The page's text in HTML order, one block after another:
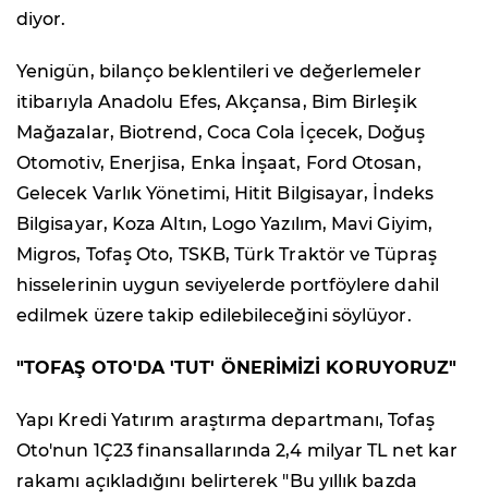
diyor.
Yenigün, bilanço beklentileri ve değerlemeler
itibarıyla Anadolu Efes, Akçansa, Bim Birleşik
Mağazalar, Biotrend, Coca Cola İçecek, Doğuş
Otomotiv, Enerjisa, Enka İnşaat, Ford Otosan,
Gelecek Varlık Yönetimi, Hitit Bilgisayar, İndeks
Bilgisayar, Koza Altın, Logo Yazılım, Mavi Giyim,
Migros, Tofaş Oto, TSKB, Türk Traktör ve Tüpraş
hisselerinin uygun seviyelerde portföylere dahil
edilmek üzere takip edilebileceğini söylüyor.
"TOFAŞ OTO'DA 'TUT' ÖNERİMİZİ KORUYORUZ"
Yapı Kredi Yatırım araştırma departmanı, Tofaş
Oto'nun 1Ç23 finansallarında 2,4 milyar TL net kar
rakamı açıkladığını belirterek "Bu yıllık bazda